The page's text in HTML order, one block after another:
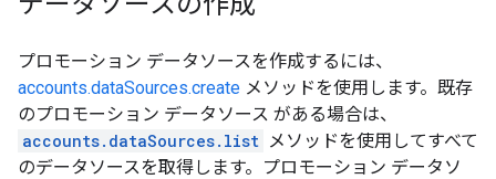
プロモーション データソースを作成するには、
accounts.dataSources.create メソッドを使用します。既存
のプロモーション データソース がある場合は、
accounts.dataSources.list メソッドを使用してすべて
のデータソースを取得します。プロモーション データソ